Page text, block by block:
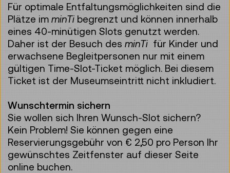
Für optimale Entfaltungsmöglichkeiten sind die
Plätze im minTi begrenzt und können innerhalb
eines 40-minütigen Slots genutzt werden.
Daher ist der Besuch des minTi für Kinder und
erwachsene Begleitpersonen nur mit einem
gültigen Time-Slot-Ticket möglich. Bei diesem
Ticket ist der Museumseintritt nicht inkludiert.
Wunschtermin sichern
Sie wollen sich Ihren Wunsch-Slot sichern?
Kein Problem! Sie können gegen eine
Reservierungsgebühr von € 2,50 pro Person Ihr
gewünschtes Zeitfenster auf dieser Seite
online buchen.